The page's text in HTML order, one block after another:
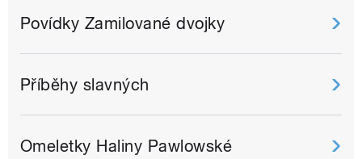
Povídky Zamilované dvojky
Příběhy slavných
Omeletky Haliny Pawlowské